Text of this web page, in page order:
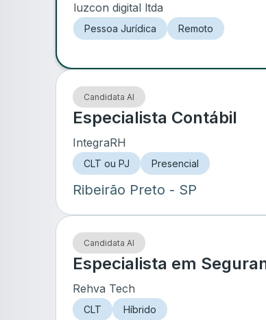
luzcon digital ltda
Pessoa Jurídica
Remoto
Candidata AI
Especialista Contábil
IntegraRH
CLT ou PJ Presencial
Ribeirão Preto - SP
Candidata AI
Especialista em
Rehva Tech
CLT Híbrido